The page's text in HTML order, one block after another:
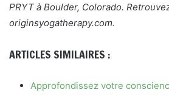
PRYT à Boulder, Colorado.
originsyogatherapy.com.
ARTICLES SIMILAIRES :
Approfondissez votre